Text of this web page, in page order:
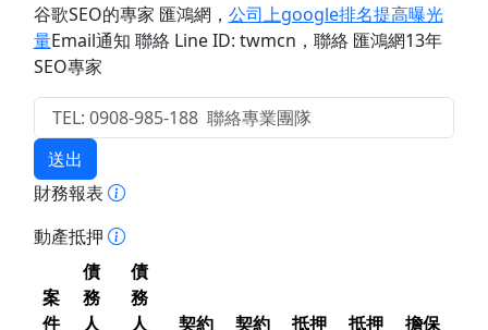
谷歌SEO的專家 匯鴻網 ， 公司上google排名提高曝光
量Email通知 聯絡 Line ID: twmcn ，聯絡 匯鴻網13年
SEO專家
送出
財務報表
動產抵押
案
件
債
務
人
債
務
人
契約
契約
抵押
抵押
擔保